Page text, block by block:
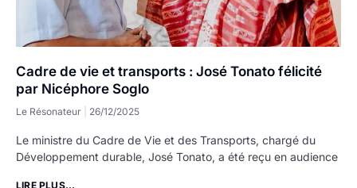
Cadre de vie et transports : José Tonato félicité
par Nicéphore Soglo
Le Résonateur 26/12/2025
Le ministre du Cadre de Vie et des Transports, chargé du
Développement durable, José Tonato, a été reçu en audience
LIRE PLUS...